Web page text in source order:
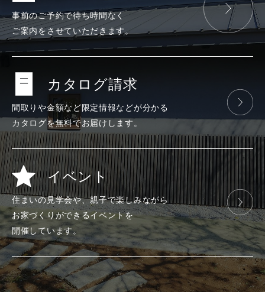
事前のご予約で待ち時間なく
ご案内をさせていただきます。
カタログ請求
間取りや金額など限定情報などが分かる
カタログを無料でお届けします。
イベント
住まいの見学会や、親子で楽しみながら
お家づくりができるイベントを
開催しています。